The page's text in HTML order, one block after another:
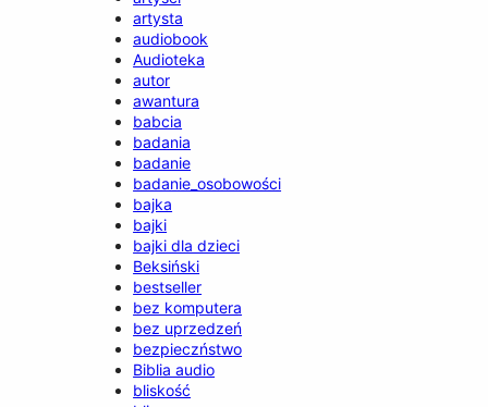
artysta
audiobook
Audioteka
autor
awantura
babcia
badania
badanie
badanie_osobowości
bajka
bajki
bajki dla dzieci
Beksiński
bestseller
bez komputera
bez uprzedzeń
bezpieczństwo
Biblia audio
bliskość